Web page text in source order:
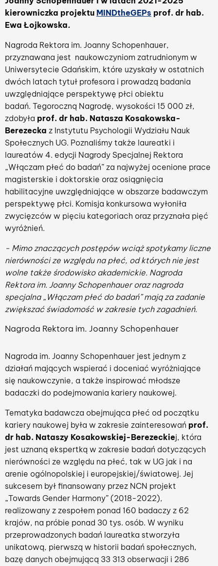
kierowniczka projektu MINDtheGEPs prof. dr hab.
Ewa Łojkowska.
Nagroda Rektora im. Joanny Schopenhauer,
przyznawana jest naukowczyniom zatrudnionym w
Uniwersytecie Gdańskim, które uzyskały w ostatnich
dwóch latach tytuł profesora i prowadzą badania
uwzględniające perspektywę płci obiektu
badań. Tegoroczną Nagrodę, wysokości 15 000 zł,
zdobyła prof. dr hab. Natasza Kosakowska-
Berezecka z Instytutu Psychologii Wydziału Nauk
Społecznych UG. Poznaliśmy także laureatki i
laureatów 4. edycji Nagrody Specjalnej Rektora
„Włączam płeć do badań” za najwyżej ocenione prace
magisterskie i doktorskie oraz osiągnięcia
habilitacyjne uwzględniające w obszarze badawczym
perspektywę płci. Komisja konkursowa wyłoniła
zwycięzców w pięciu kategoriach oraz przyznała pięć
wyróżnień.
- Mimo znaczących postępów wciąż spotykamy liczne
nierówności ze względu na płeć, od których nie jest
wolne także środowisko akademickie. Nagroda
Rektora im. Joanny Schopenhauer oraz nagroda
specjalna „Włączam płeć do badań” mają za zadanie
zwiększać świadomość w zakresie tych zagadnień.
Nagroda Rektora im. Joanny Schopenhauer
Nagroda im. Joanny Schopenhauer jest jednym z
działań mających wspierać i doceniać wyróżniające
się naukowczynie, a także inspirować młodsze
badaczki do podejmowania kariery naukowej.
Tematyka badawcza obejmująca płeć od początku
kariery naukowej była w zakresie zainteresowań prof.
dr hab. Nataszy Kosakowskiej-Berezeckiej, która
jest uznaną ekspertką w zakresie badań dotyczących
nierówności ze względu na płeć, tak w UG jak i na
arenie ogólnopolskiej i europejskiej/światowej. Jej
sukcesem był finansowany przez NCN projekt
„Towards Gender Harmony” (2018-2022),
realizowany z zespołem ponad 160 badaczy z 62
krajów, na próbie ponad 30 tys. osób. W wyniku
przeprowadzonych badań laureatka stworzyła
unikatową, pierwszą w historii badań społecznych,
bazę danych obejmującą 33 313 obserwacji i 286